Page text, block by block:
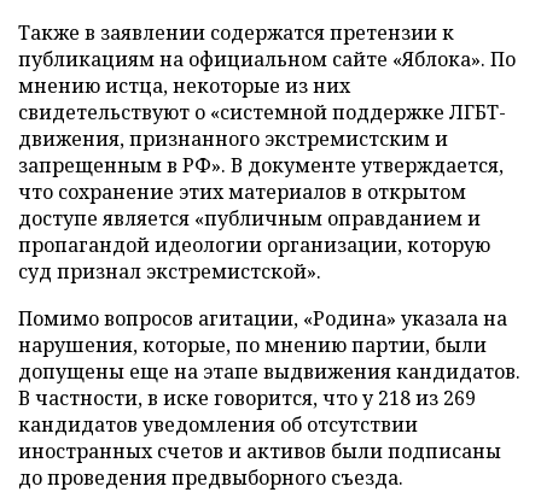
Также в заявлении содержатся претензии к
публикациям на официальном сайте «Яблока». По
мнению истца, некоторые из них
свидетельствуют о «системной поддержке ЛГБТ-
движения, признанного экстремистским и
запрещенным в РФ». В документе утверждается,
что сохранение этих материалов в открытом
доступе является «публичным оправданием и
пропагандой идеологии организации, которую
суд признал экстремистской».
Помимо вопросов агитации, «Родина» указала на
нарушения, которые, по мнению партии, были
допущены еще на этапе выдвижения кандидатов.
В частности, в иске говорится, что у 218 из 269
кандидатов уведомления об отсутствии
иностранных счетов и активов были подписаны
до проведения предвыборного съезда.